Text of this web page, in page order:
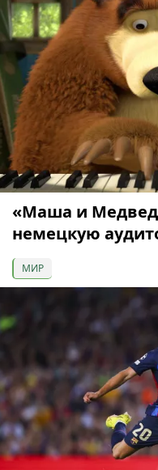
«Маша и
немецкую
МИР